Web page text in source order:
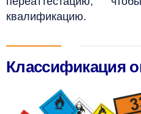
квалификацию.
Классификация